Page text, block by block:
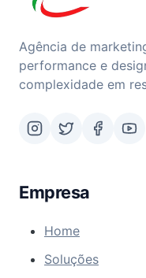
Agência de
performance e
complexidade em
Empresa
Home
Soluções